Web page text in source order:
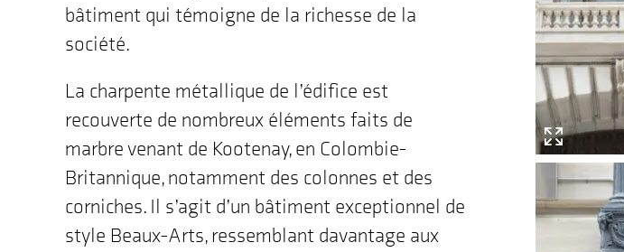
Avenue
Lombard,
bâtiment qui témoigne de la richesse de la
société.
La charpente métallique de l’édifice est
recouverte de nombreux éléments faits de
marbre venant de Kootenay, en Colombie-
Britannique, notamment des colonnes et des
corniches. Il s’agit d’un bâtiment exceptionnel de
style Beaux-Arts, ressemblant davantage aux